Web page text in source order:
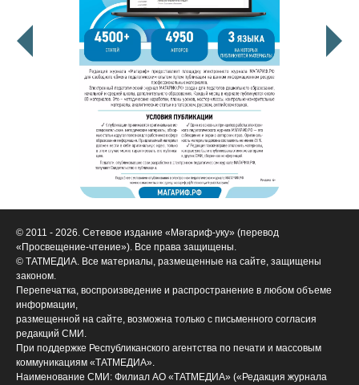
© 2011 - 2026. Сетевое издание «Мәгариф-уку» (перевод
«Просвещение-чтение»). Все права защищены.
© ТАТМЕДИА. Все материалы, размещенные на сайте, защищены
законом.
Перепечатка, воспроизведение и распространение в любом объеме
информации,
размещенной на сайте, возможна только с письменного согласия
редакций СМИ.
При поддержке Республиканского агентства по печати и массовым
коммуникациям «ТАТМЕДИА».
Наименование СМИ: Филиал АО «ТАТМЕДИА» («Редакция журнала